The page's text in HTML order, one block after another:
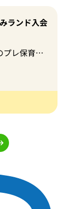
説明会・
～お子さ
」を、み
子様の成
ついて詳し
説明会を
【２０２
) １０：
９月２６
定員
)※ＺＯＯＭ
◇申し込み